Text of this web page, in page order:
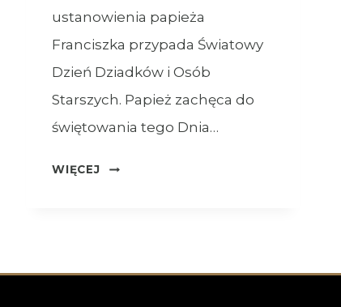
ustanowienia papieża
Franciszka przypada Światowy
Dzień Dziadków i Osób
Starszych. Papież zachęca do
świętowania tego Dnia…
WIĘCEJ
OGŁOSZENIA
NIEDZIELA